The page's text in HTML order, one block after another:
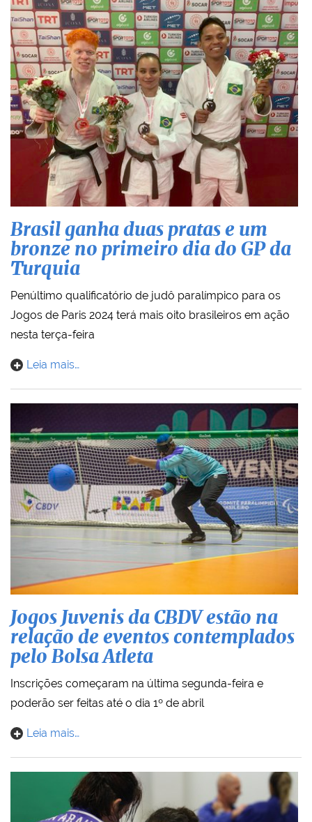
Brasil ganha duas pratas e um
bronze no primeiro dia do GP da
Turquia
Penúltimo qualificatório de judô paralímpico para os
Jogos de Paris 2024 terá mais oito brasileiros em ação
nesta terça-feira
Leia mais…
Jogos Juvenis da CBDV estão na
relação de eventos contemplados
pelo Bolsa Atleta
Inscrições começaram na última segunda-feira e
poderão ser feitas até o dia 1º de abril
Leia mais…